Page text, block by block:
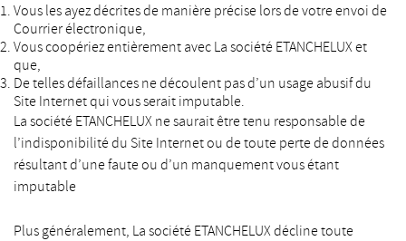
Vous les ayez décrites de manière précise lors de votre envoi de
Courrier électronique,
Vous coopériez entièrement avec La société ETANCHELUX et
que,
De telles défaillances ne découlent pas d’un usage abusif du
Site Internet qui vous serait imputable.
La société ETANCHELUX ne saurait être tenu responsable de
l’indisponibilité du Site Internet ou de toute perte de données
résultant d’une faute ou d’un manquement vous étant
imputable
Plus généralement, La société ETANCHELUX décline toute